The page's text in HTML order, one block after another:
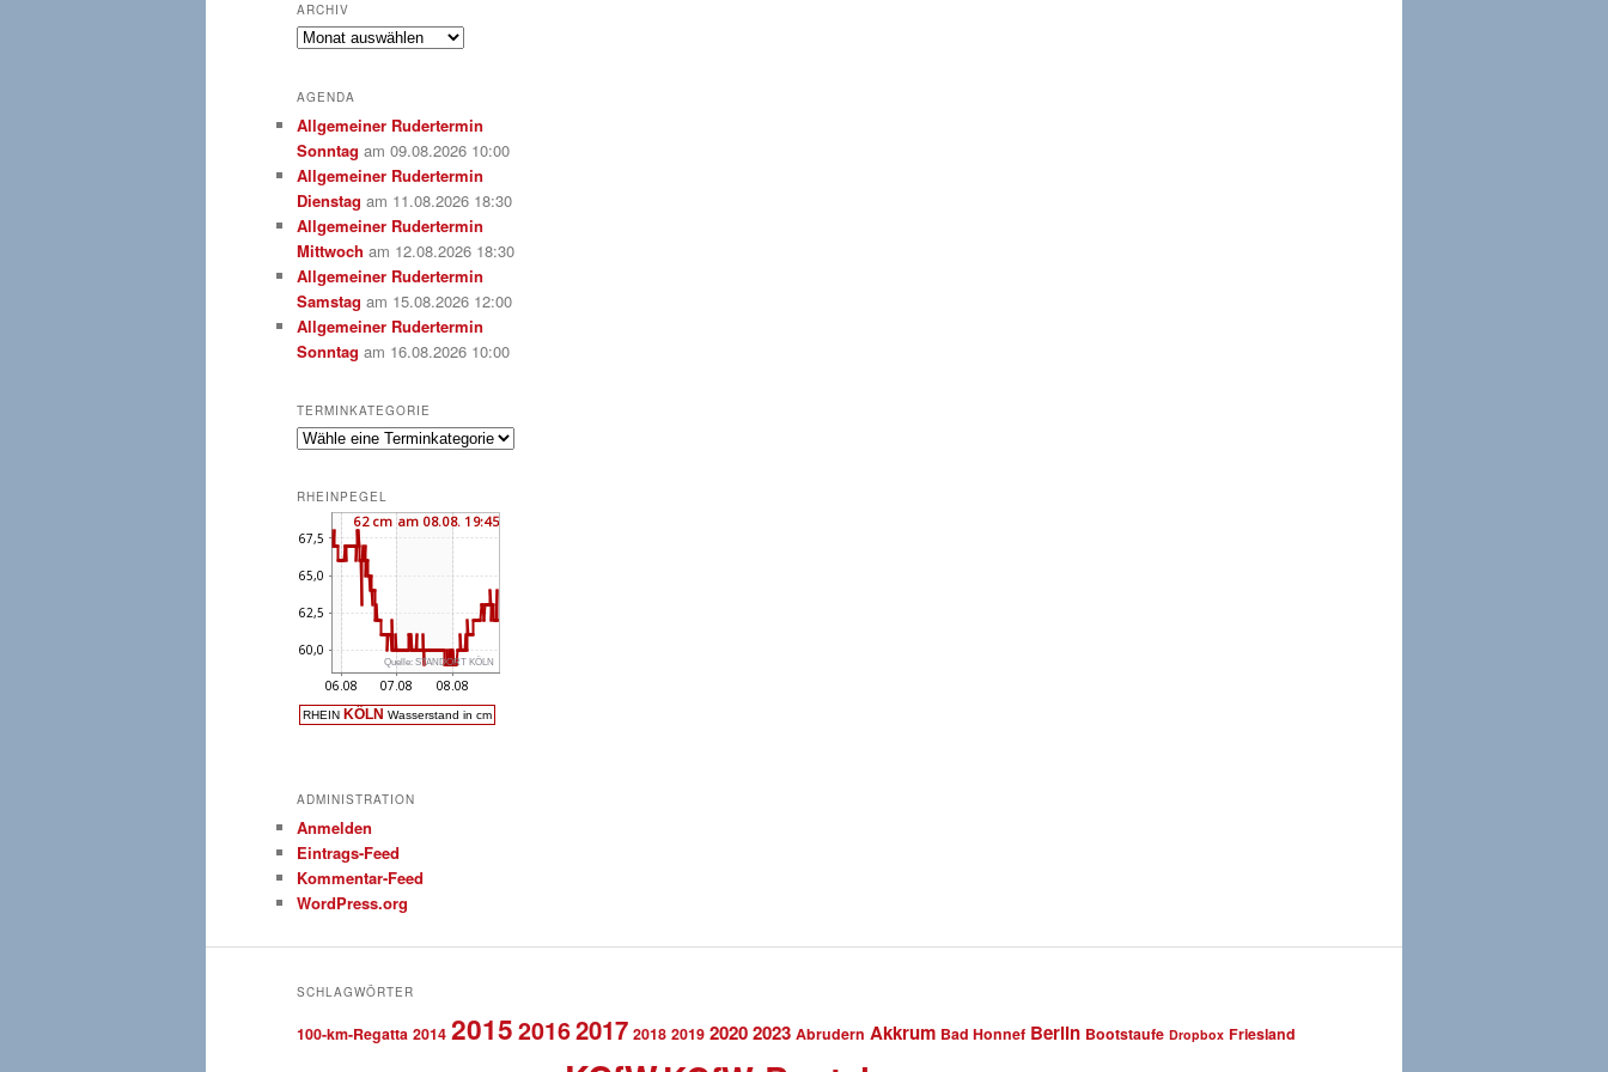
ARCHIV
Archiv
AGENDA
Allgemeiner Rudertermin
Sonntag am 09.08.2026 10:00
Allgemeiner Rudertermin
Dienstag am 11.08.2026 18:30
Allgemeiner Rudertermin
Mittwoch am 12.08.2026 18:30
Allgemeiner Rudertermin
Samstag am 15.08.2026 12:00
Allgemeiner Rudertermin
Sonntag am 16.08.2026 10:00
TERMINKATEGORIE
RHEINPEGEL
ADMINISTRATION
Anmelden
Eintrags-Feed
Kommentar-Feed
WordPress.org
SCHLAGWÖRTER
100-km-Regatta 2014 201520162017 2018 2019 20202023 Abrudern Akkrum Bad Honnef Berlin Bootstaufe Dropbox Friesland